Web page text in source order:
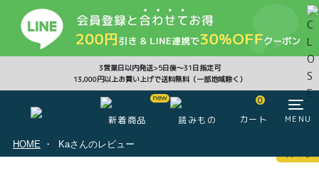
3営業日以内発送>5日後〜31日指定可
13,000円以上お買い上げで送料無料（一部地域除く）
新着商品 読みもの
0
カート MENU
CLOSE
0
HOME Kaさんのレビュー